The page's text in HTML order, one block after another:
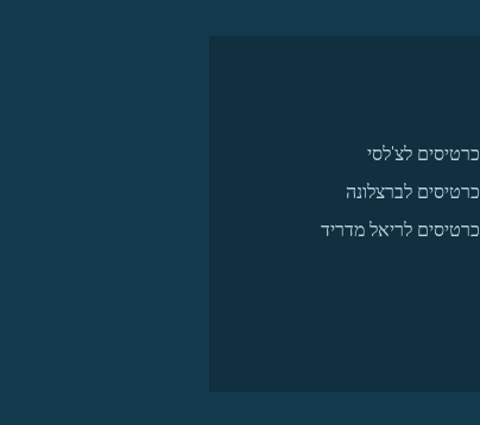
כרטיסים לצ'לסי
כרטיסים לברצלונה
כרטיסים לריאל מדריד